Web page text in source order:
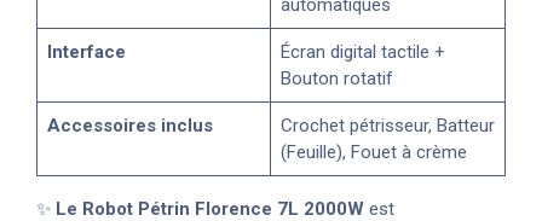
automatiques
Interface
Écran digital tactile +
Bouton rotatif
Accessoires inclus
Crochet pétrisseur, Batteur
(Feuille), Fouet à crème
✨ Le Robot Pétrin Florence 7L 2000W est